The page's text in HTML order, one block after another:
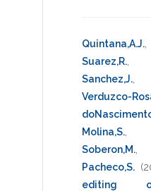
Quintana,A.J.
Suarez,R.
Sanchez,J.
Verduzco-
Molina,S.
Soberon,M.
Pacheco,S.
editing